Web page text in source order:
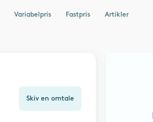
Variabelpris Fastpris Artikler
Skiv en omtale